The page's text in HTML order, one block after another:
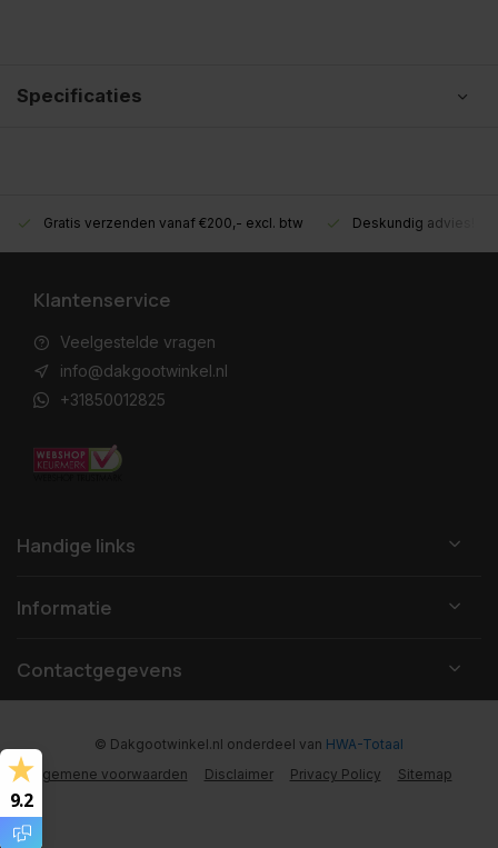
Specificaties
Gratis verzenden vanaf €200,- excl. btw Deskundig advies!
Klantenservice
Veelgestelde vragen
info@dakgootwinkel.nl
+31850012825
Handige links
Informatie
Contactgegevens
Algemene voorwaarden Disclaimer Privacy Policy Sitemap
© Dakgootwinkel.nl onderdeel van HWA-Totaal
9.2